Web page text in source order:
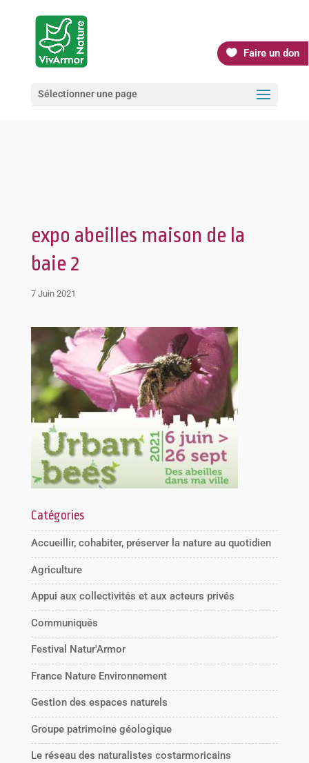
Faire un don
Sélectionner une page
expo abeilles maison de la
baie 2
7 Juin 2021
Catégories
Accueillir, cohabiter, préserver la nature au quotidien
Agriculture
Appui aux collectivités et aux acteurs privés
Communiqués
Festival Natur'Armor
France Nature Environnement
Gestion des espaces naturels
Groupe patrimoine géologique
Le réseau des naturalistes costarmoricains